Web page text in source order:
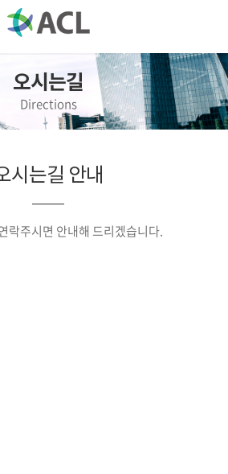
오시는길
Directions
시는길 안내
락주시면 안내해 드리겠습니다.